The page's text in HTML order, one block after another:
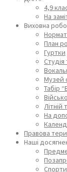
4,9
На
Виховна
План
Гуртки
Музей
Табір
Літній
На
Правова
Наші